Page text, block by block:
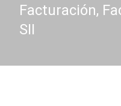
Facturación,
SII